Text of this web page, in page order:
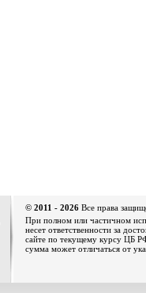
© 2011 - 2026 Все права
При полном или частичном
несет ответственности за
сайте по текущему курсу ЦБ
сумма может отличаться от